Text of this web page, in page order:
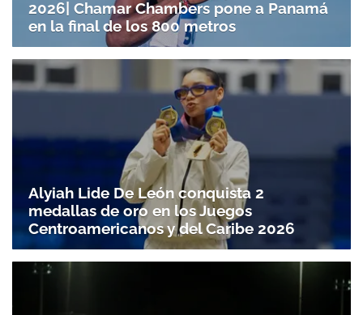
2026| Chamar Chambers pone a Panamá
en la final de los 800 metros
Alyiah Lide De León conquista 2
medallas de oro en los Juegos
Centroamericanos y del Caribe 2026